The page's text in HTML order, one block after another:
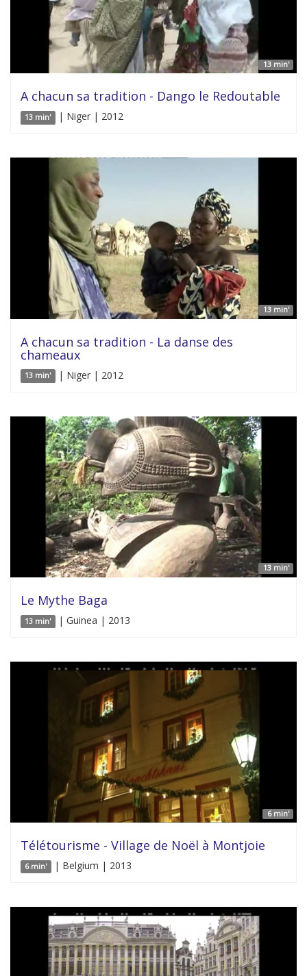
13 min'
A chacun sa tradition - Dango le Redoutable
13 min' | Niger | 2012
13 min'
A chacun sa tradition - La danse des
chameaux
13 min' | Niger | 2012
13 min'
Le Mythe Baga
13 min' | Guinea | 2013
6 min'
Télétourisme - Village de Noël à Montjoie
6 min' | Belgium | 2013